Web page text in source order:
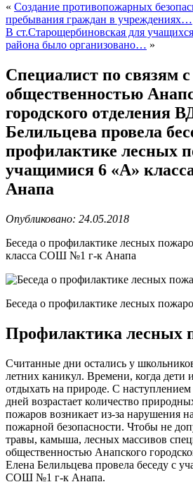
« Создание противопожарных
пребывания граждан в учреждениях…
В ст.Старощербиновская для
района было организовано… »
Специалист по связям с
общественностью
городского
Белильцева провела
профилактике лесных
учащимися 6 «А»
Анапа
Опубликовано: 24.05.2018
Беседа о профилактике лесных
класса СОШ №1 г-к Анапа
Беседа о профилактике лесных
Профилактика лесных
Считанные дни остались у
летних каникул. Времени, когда дети
отдыхать на природе. С
дней возрастает количество
пожаров возникает из-за нарушения
пожарной безопасности. Чтобы не
травы, камыша, лесных массивов
общественностью Анапского
Елена Белильцева провела беседу с
СОШ №1 г-к Анапа.